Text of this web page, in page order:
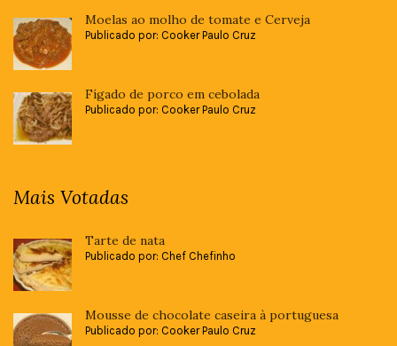
Moelas ao molho de tomate e Cerveja
Publicado por: Cooker Paulo Cruz
Fígado de porco em cebolada
Publicado por: Cooker Paulo Cruz
Mais Votadas
Tarte de nata
Publicado por: Chef Chefinho
Mousse de chocolate caseira à portuguesa
Publicado por: Cooker Paulo Cruz